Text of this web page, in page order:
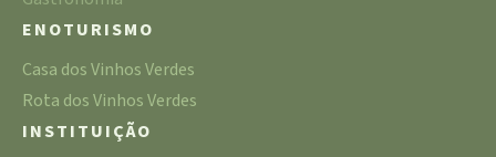
ENOTURISMO
Casa dos Vinhos Verdes
Rota dos Vinhos Verdes
INSTITUIÇÃO